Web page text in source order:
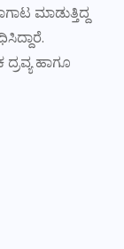
ಮಾಡುತ್ತಿದ್ದ
ಹಾಗೂ